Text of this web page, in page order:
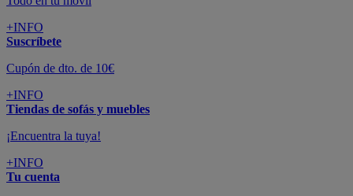
+INFO
Suscríbete
Cupón de dto. de 10€
+INFO
Tiendas de sofás y muebles
¡Encuentra la tuya!
+INFO
Tu cuenta